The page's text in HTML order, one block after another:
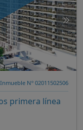
Inmueble Nº 02011502506
primera línea